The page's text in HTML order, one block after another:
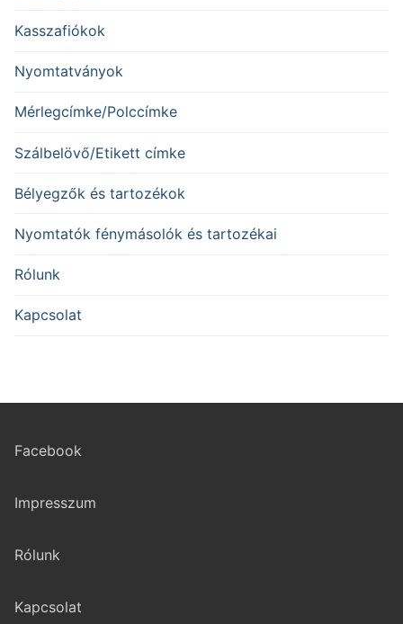
Kasszafiókok
Nyomtatványok
Mérlegcímke/Polccímke
Szálbelövő/Etikett címke
Bélyegzők és tartozékok
Nyomtatók fénymásolók és tartozékai
Rólunk
Kapcsolat
Facebook
Impresszum
Rólunk
Kapcsolat